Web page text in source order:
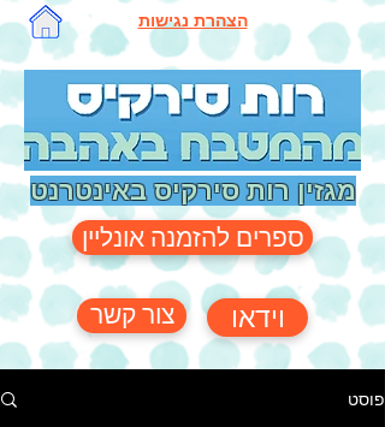
הצהרת נגישות
מגזין רות סירקיס באינטרנט
ספרים להזמנה אונליין
צור קשר וידאו
פוסט